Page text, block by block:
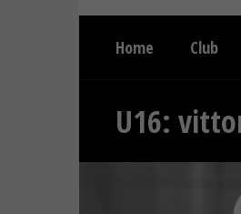
Home Club
U16: